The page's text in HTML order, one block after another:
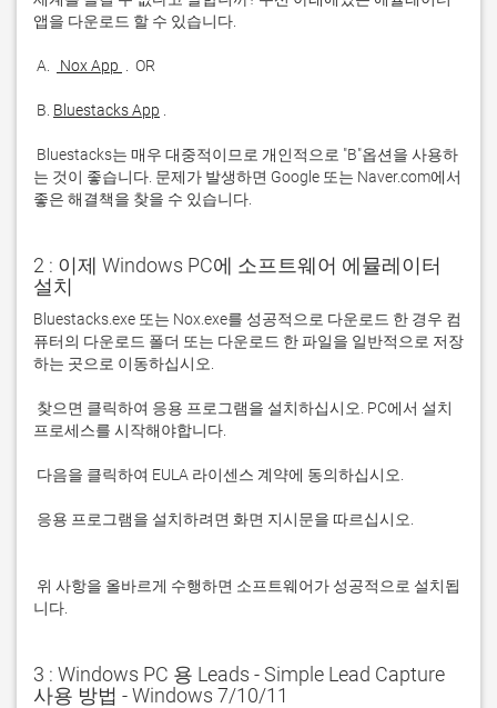
A. Nox App
B. Bluestacks App
는 것이 좋습니다. 문제가 발생하면 Google 또는 Naver.com에서
좋은 해결책을 찾을 수 있습니다.
2 : 이제 Windows PC에 소프트웨어 에뮬레이터
설치
Bluestacks.exe 또는 Nox.exe를 성공적으로 다운로드 한 경우 컴
퓨터의 다운로드 폴더 또는 다운로드 한 파일을 일반적으로 저장
니다.
3 : Windows PC 용 Leads - Simple Lead Capture
사용 방법 - Windows 7/10/11